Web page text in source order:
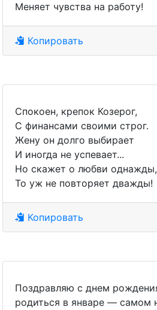
Меняет чувства на работу!
Копировать
Спокоен, крепок Козерог,
С финансами своими строг.
Жену он долго выбирает
И иногда не успевает...
Но скажет о любви однажды,
То уж не повторяет дважды!
Копировать
Поздравляю с днем
родиться в январе — самом